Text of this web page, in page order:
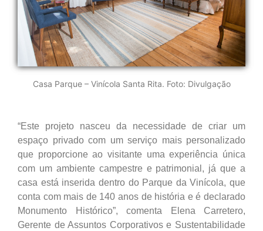
Casa Parque – Vinícola Santa Rita. Foto: Divulgação
“Este projeto nasceu da necessidade de criar um
espaço privado com um serviço mais personalizado
que proporcione ao visitante uma experiência única
com um ambiente campestre e patrimonial, já que a
casa está inserida dentro do Parque da Vinícola, que
conta com mais de 140 anos de história e é declarado
Monumento Histórico”, comenta Elena Carretero,
Gerente de Assuntos Corporativos e Sustentabilidade